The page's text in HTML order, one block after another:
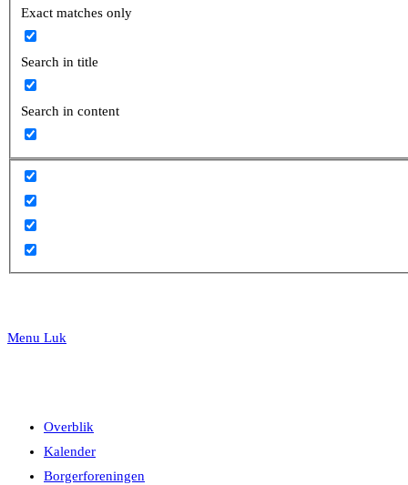
search
Exact matches only
Search in title
Search in content
Menu Luk
Overblik
Kalender
Borgerforeningen